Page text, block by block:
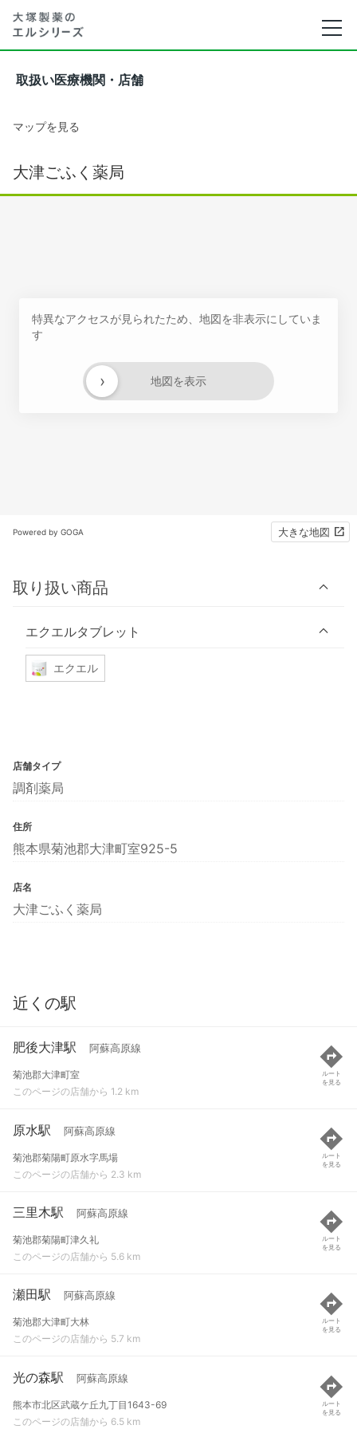
取扱い医療機関・店舗
マップを見る
大津ごふく薬局
特異なアクセスが見られたため、地図を非表示にしていま
す
地図を表示
›
Powered by GOGA 大きな地図
取り扱い商品
エクエルタブレット
エクエル
店舗タイプ
調剤薬局
住所
熊本県菊池郡大津町室925-5
店名
大津ごふく薬局
近くの駅
肥後大津駅 阿蘇高原線
菊池郡大津町室
このページの店舗から 1.2 km
ルート
を見る
原水駅 阿蘇高原線
菊池郡菊陽町原水字馬場
このページの店舗から 2.3 km
ルート
を見る
三里木駅 阿蘇高原線
菊池郡菊陽町津久礼
このページの店舗から 5.6 km
ルート
を見る
瀬田駅 阿蘇高原線
菊池郡大津町大林
このページの店舗から 5.7 km
ルート
を見る
光の森駅 阿蘇高原線
熊本市北区武蔵ケ丘九丁目1643-69
このページの店舗から 6.5 km
ルート
を見る